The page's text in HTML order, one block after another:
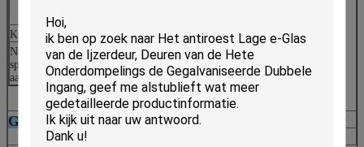
Kwaliteitsnorm
CE, ISO9001, CCC
Nota: Het Gaoshengglas kan volgens de bepaalde
specificaties en de kleuren van cliënten worden
aangepast.
Geïsoleerde glaseigenschappen